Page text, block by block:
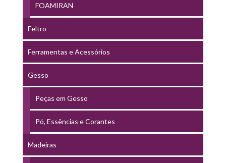
FOAMIRAN
Feltro
Ferramentas e Acessórios
Gesso
Peças em Gesso
Pó, Essências e Corantes
Madeiras